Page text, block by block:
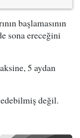
başlamasının
sona ereceğini
5 aydan
değil.